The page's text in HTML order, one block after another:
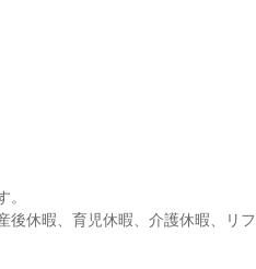
後休暇、育児休暇、介護休暇、リフ